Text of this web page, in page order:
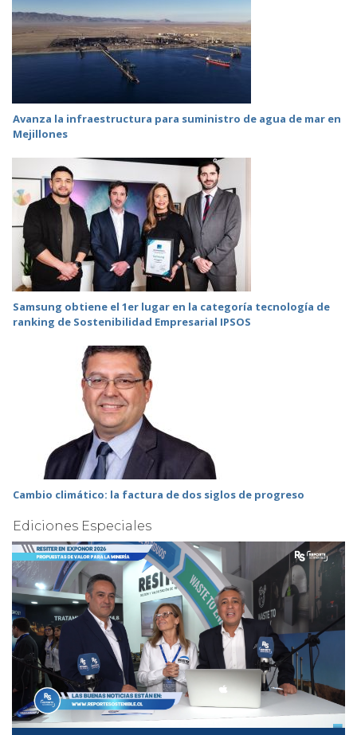
Avanza la infraestructura para suministro de agua de mar en
Mejillones
Samsung obtiene el 1er lugar en la categoría tecnología de
ranking de Sostenibilidad Empresarial IPSOS
Cambio climático: la factura de dos siglos de progreso
Ediciones Especiales